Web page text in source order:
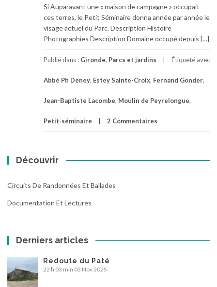
Si Auparavant une « maison de campagne » occupait
ces terres, le Petit Séminaire donna année par année le
visage actuel du Parc. Description Histoire
Photographies Description Domaine occupé depuis […]
Publié dans : Gironde, Parcs et jardins Étiqueté avec
Abbé Ph Deney, Estey Sainte-Croix, Fernand Gonder,
Jean-Baptiste Lacombe, Moulin de Peyrelongue,
Petit-séminaire 2 Commentaires
Découvrir
Circuits De Randonnées Et Ballades
Documentation Et Lectures
Derniers articles
Redoute du Paté
22 h 03 min 03 Nov 2025